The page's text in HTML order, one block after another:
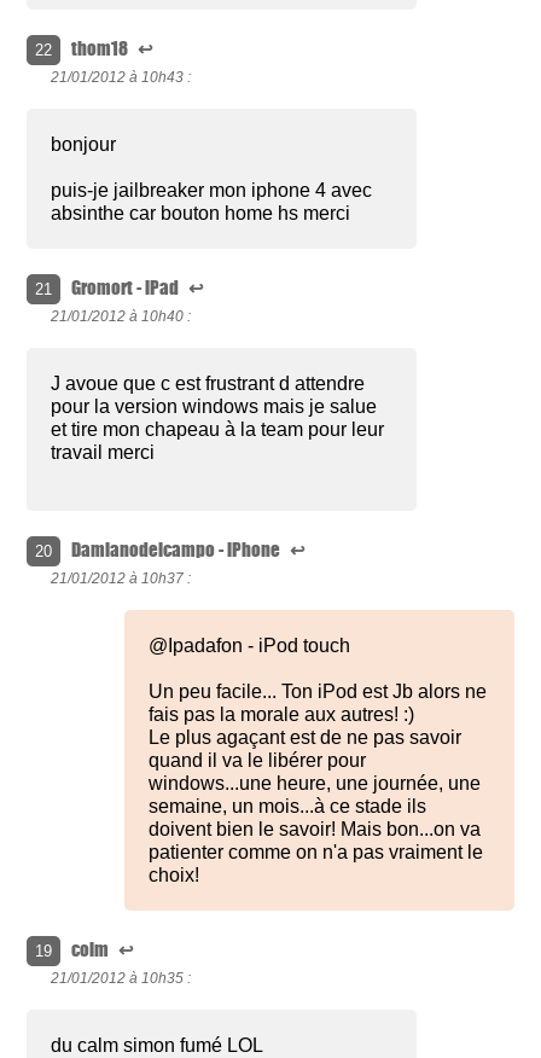
22 thom18 ↩
21/01/2012 à 10h43 :
bonjour
puis-je jailbreaker mon iphone 4 avec
absinthe car bouton home hs merci
21 Gromort - iPad ↩
21/01/2012 à 10h40 :
J avoue que c est frustrant d attendre
pour la version windows mais je salue
et tire mon chapeau à la team pour leur
travail merci
20 Damianodelcampo - iPhone ↩
21/01/2012 à 10h37 :
@Ipadafon - iPod touch
Un peu facile... Ton iPod est Jb alors ne
fais pas la morale aux autres! :)
Le plus agaçant est de ne pas savoir
quand il va le libérer pour
windows...une heure, une journée, une
semaine, un mois...à ce stade ils
doivent bien le savoir! Mais bon...on va
patienter comme on n'a pas vraiment le
choix!
19 coim ↩
21/01/2012 à 10h35 :
du calm simon fumé LOL